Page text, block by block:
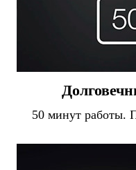
50 минут работы.